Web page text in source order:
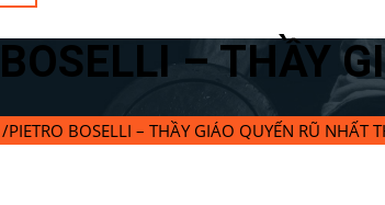
– THẦY
/PIETRO BOSELLI – THẦY GIÁO QUYẾN RŨ NHẤT